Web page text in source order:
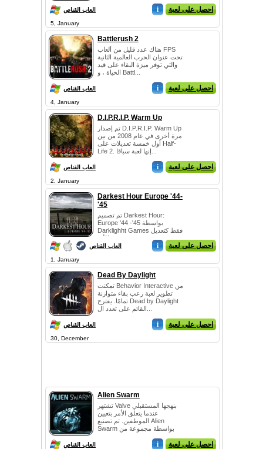
العاب القناص i احصل على لعبة
5, January
Battlerush 2
هناك عدد قليل من ألعاب FPS
تحت عنوان الحرب العالمية الثانية
والتي توفر ميزة البقاء على قيد
الحياة ، و Battl...
العاب القناص i احصل على لعبة
4, January
D.I.P.R.I.P. Warm Up
تم إصدار D.I.P.R.I.P. Warm Up
مرة أخرى في عام 2008 من بين
أول خمسة تعديلات على Half-
العاب القناص i احصل على لعبة
2, January
Darkest Hour Europe '44-
'45
تم تصميم Darkest Hour:
Europe '44 -'45 بواسطة
Darklighht Games فقط كتعديل
العاب القناص i احصل على لعبة
1, January
Dead By Daylight
تمكنت Behavior Interactive من
تطوير لعبة رعب بقاء متوازنة
تمامًا. يقترح Dead by Daylight
العاب القناص i احصل على لعبة
30, December
Alien Swarm
تشتهر Valve بنهجها المستقبلي
عندما يتعلق الأمر بتعيين
الموظفين. تم تصنيع Alien
Swarm بواسطة مجموعة من
العاب القناص i احصل على لعبة